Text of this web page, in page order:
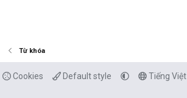
Từ khóa
Cookies Default style Tiếng Việt